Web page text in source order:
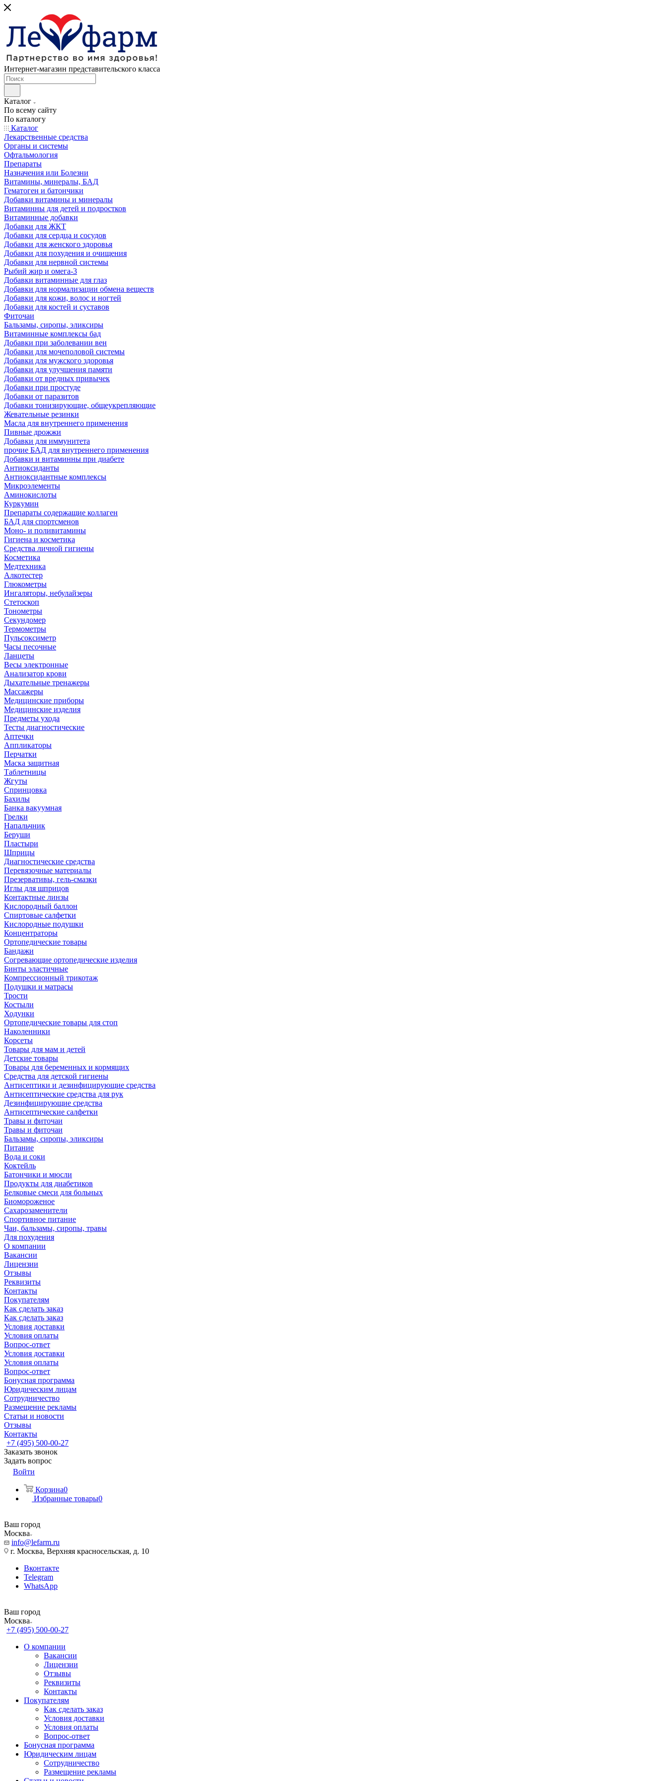
Интернет-магазин представительского класса
Каталог
По всему сайту
По каталогу
Каталог
Лекарственные средства
Органы и системы
Офтальмология
Препараты
Назначения или Болезни
Витамины, минералы, БАД
Гематоген и батончики
Добавки витамины и минералы
Витаминны для детей и подростков
Витаминные добавки
Добавки для ЖКТ
Добавки для сердца и сосудов
Добавки для женского здоровья
Добавки для похудения и очищения
Добавки для нервной системы
Рыбий жир и омега-3
Добавки витаминные для глаз
Добавки для нормализации обмена веществ
Добавки для кожи, волос и ногтей
Добавки для костей и суставов
Фиточаи
Бальзамы, сиропы, эликсиры
Витаминные комплексы бад
Добавки при заболевании вен
Добавки для мочеполовой системы
Добавки для мужского здоровья
Добавки для улучшения памяти
Добавки от вредных привычек
Добавки при простуде
Добавки от паразитов
Добавки тонизирующие, общеукрепляющие
Жевательные резинки
Масла для внутреннего применения
Пивные дрожжи
Добавки для иммунитета
прочие БАД для внутреннего применения
Добавки и витаминны при диабете
Антиоксиданты
Антиоксидантные комплексы
Микроэлементы
Аминокислоты
Куркумин
Препараты содержащие коллаген
БАД для спортсменов
Моно- и поливитамины
Гигиена и косметика
Средства личной гигиены
Косметика
Медтехника
Алкотестер
Глюкометры
Ингаляторы, небулайзеры
Стетоскоп
Тонометры
Секундомер
Термометры
Пульсоксиметр
Часы песочные
Ланцеты
Весы электронные
Анализатор крови
Дыхательные тренажеры
Массажеры
Медицинские приборы
Медицинские изделия
Предметы ухода
Тесты диагностические
Аптечки
Аппликаторы
Перчатки
Маска защитная
Таблетницы
Жгуты
Спринцовка
Бахилы
Банка вакуумная
Грелки
Напальчник
Беруши
Пластыри
Шприцы
Диагностические средства
Перевязочные материалы
Презервативы, гель-смазки
Иглы для шприцов
Контактные линзы
Кислородный баллон
Спиртовые салфетки
Кислородные подушки
Концентраторы
Ортопедические товары
Бандажи
Согревающие ортопедические изделия
Бинты эластичные
Компрессионный трикотаж
Подушки и матрасы
Трости
Костыли
Ходунки
Ортопедические товары для стоп
Наколенники
Корсеты
Товары для мам и детей
Детские товары
Товары для беременных и кормящих
Средства для детской гигиены
Антисептики и дезинфицирующие средства
Антисептические средства для рук
Дезинфицирующие средства
Антисептические салфетки
Травы и фиточаи
Травы и фиточаи
Бальзамы, сиропы, эликсиры
Питание
Вода и соки
Коктейль
Батончики и мюсли
Продукты для диабетиков
Белковые смеси для больных
Биомороженое
Сахарозаменители
Спортивное питание
Чаи, бальзамы, сиропы, травы
Для похудения
О компании
Вакансии
Лицензии
Отзывы
Реквизиты
Контакты
Покупателям
Как сделать заказ
Как сделать заказ
Условия доставки
Условия оплаты
Вопрос-ответ
Условия доставки
Условия оплаты
Вопрос-ответ
Бонусная программа
Юридическим лицам
Сотрудничество
Размещение рекламы
Статьи и новости
Отзывы
Контакты
+7 (495) 500-00-27
Заказать звонок
Задать вопрос
Войти
Корзина0
Избранные товары0
Ваш город
Москва
info@lefarm.ru
г. Москва, Верхняя красносельская, д. 10
Вконтакте
Telegram
WhatsApp
Ваш город
Москва
+7 (495) 500-00-27
О компании
Вакансии
Лицензии
Отзывы
Реквизиты
Контакты
Покупателям
Как сделать заказ
Условия доставки
Условия оплаты
Вопрос-ответ
Бонусная программа
Юридическим лицам
Сотрудничество
Размещение рекламы